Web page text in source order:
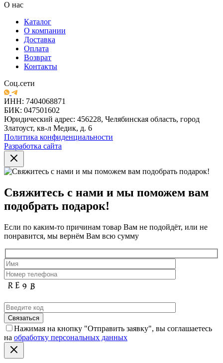
О нас
Каталог
О компании
Доставка
Оплата
Возврат
Контакты
Соц.сети
ИНН: 7404068871
БИК: 047501602
Юридический адрес: 456228, Челябинская область, город
Златоуст, кв-л Медик, д. 6
Политика конфиденциальности
Разработка сайта
Свяжитесь с нами и мы поможем вам
подобрать подарок!
Если по каким-то причинам товар Вам не подойдёт, или не
понравится, мы вернём Вам всю сумму
Нажимая на кнопку "Отправить заявку", вы соглашаетесь
на обработку персональных данных